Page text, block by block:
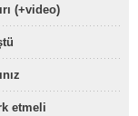
(+video)
etmeli